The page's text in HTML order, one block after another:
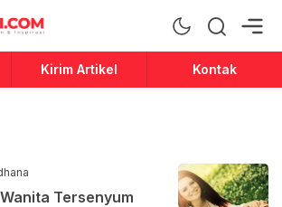
dan Inspirasi
Kirim Artikel Kontak
Tersenyum